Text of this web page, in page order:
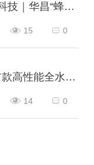
创造“百公里破6”世界纪录的鞋面科技｜华昌“蜂鸟翼网纱”定义极致轻量
0
15
0碳、0毒、0废｜华昌发布全球首款高性能全水性鞋革“三零生态皮”
0
14